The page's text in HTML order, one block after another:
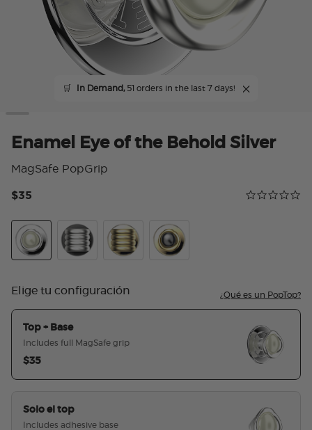
🛒 In Demand,51 orders in the last 7 days!
Enamel Eye of the Behold Silver
MagSafe PopGrip
Calificación
0.0 star rating
$35
Elige tu configuración ¿Qué es un PopTop?
Top + Base
Includes full MagSafe grip
$35
Solo el top
Includes adhesive base